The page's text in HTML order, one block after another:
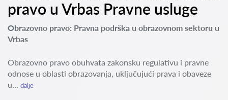
pravo u Vrbas Pravne usluge
Obrazovno pravo: Pravna podrška u obrazovnom sektoru u
Vrbas
Obrazovno pravo obuhvata zakonsku regulativu i pravne
odnose u oblasti obrazovanja, uključujući prava i obaveze
u... dalje